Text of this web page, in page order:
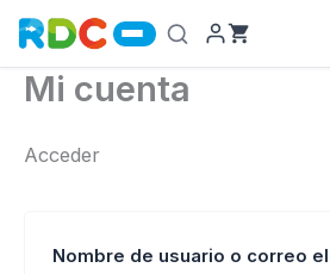
contenido
Mi cuenta
Acceder
Nombre de usuario o correo